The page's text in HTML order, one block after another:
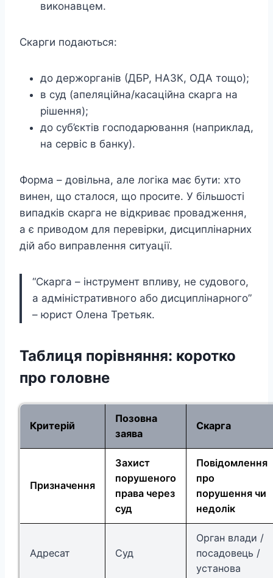
виконавцем.
Скарги подаються:
до держорганів (ДБР, НАЗК, ОДА тощо);
в суд (апеляційна/касаційна скарга на
рішення);
до суб’єктів господарювання (наприклад,
на сервіс в банку).
Форма – довільна, але логіка має бути: хто
винен, що сталося, що просите. У більшості
випадків скарга не відкриває провадження,
а є приводом для перевірки, дисциплінарних
дій або виправлення ситуації.
“Скарга – інструмент впливу, не судового,
а адміністративного або дисциплінарного”
– юрист Олена Третьяк.
Таблиця порівняння: коротко
про головне
Критерій
Позовна
заява
Скарга
Призначення
Захист
порушеного
права через
суд
Повідомлення
про
порушення чи
недолік
Адресат Суд
Орган влади /
посадовець /
установа